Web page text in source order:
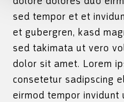
sed tempor et et
et gubergren, kasd
sed takimata ut vero
dolor sit amet. Lorem
consetetur sadipscing
eirmod tempor